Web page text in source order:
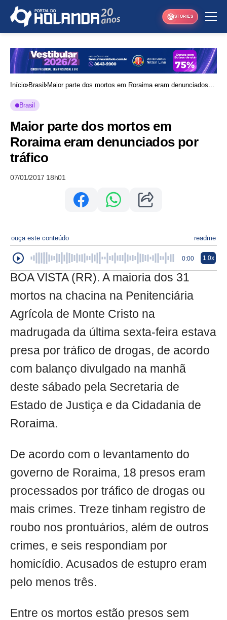
STORIES
Início Brasil
Maior parte dos mortos em Roraima eram denunciados
Brasil
Maior parte dos mortos em
Roraima eram denunciados por
tráfico
07/01/2017 18h01
ouça este conteúdo readme
0:00 1.0x
BOA VISTA (RR). A maioria dos 31
mortos na chacina na Penitenciária
Agrícola de Monte Cristo na
madrugada da última sexta-feira estava
presa por tráfico de drogas, de acordo
com balanço divulgado na manhã
deste sábado pela Secretaria de
Estado de Justiça e da Cidadania de
Roraima.
De acordo com o levantamento do
governo de Roraima, 18 presos eram
processados por tráfico de drogas ou
mais crimes. Treze tinham registro de
roubo nos prontuários, além de outros
crimes, e seis respondiam por
homicídio. Acusados de estupro eram
pelo menos três.
Entre os mortos estão presos sem